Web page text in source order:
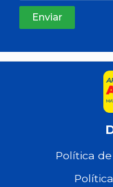
Política